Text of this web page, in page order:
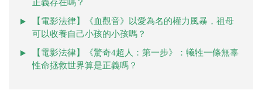
正義存在嗎？
【電影法律】《血觀音》以愛為名的權力風暴，祖母
可以收養自己小孩的小孩嗎？
【電影法律】《驚奇4超人：第一步》：犧牲一條無辜
性命拯救世界算是正義嗎？